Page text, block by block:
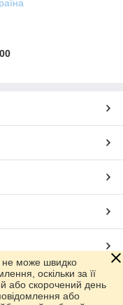
не може швидко
оскільки за її
або скорочений день
або